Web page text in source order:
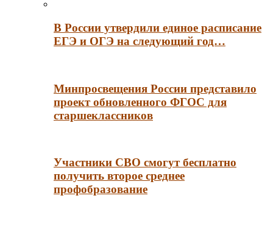
В России утвердили единое расписание
ЕГЭ и ОГЭ на следующий год…
Минпросвещения России представило
проект обновленного ФГОС для
старшеклассников
Участники СВО смогут бесплатно
получить второе среднее
профобразование